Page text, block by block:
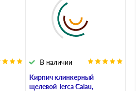
Кирпич клинкерный
щелевой Terca Calau,
В наличии